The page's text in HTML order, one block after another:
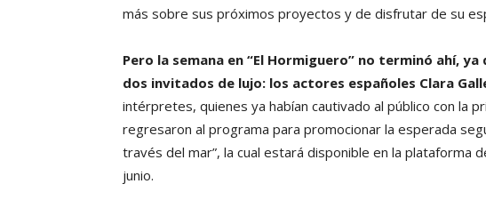
más sobre sus próximos proyectos y de disfrutar de su
Pero la semana en “El Hormiguero” no terminó ahí,
dos invitados de lujo: los actores españoles Clara
intérpretes, quienes ya habían cautivado al público con la
regresaron al programa para promocionar la esperada
través del mar”, la cual estará disponible en la plataforma
junio.